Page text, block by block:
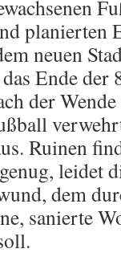
planierten
neuen
Ende der
der
Ruinen
leidet
dem
sanierte